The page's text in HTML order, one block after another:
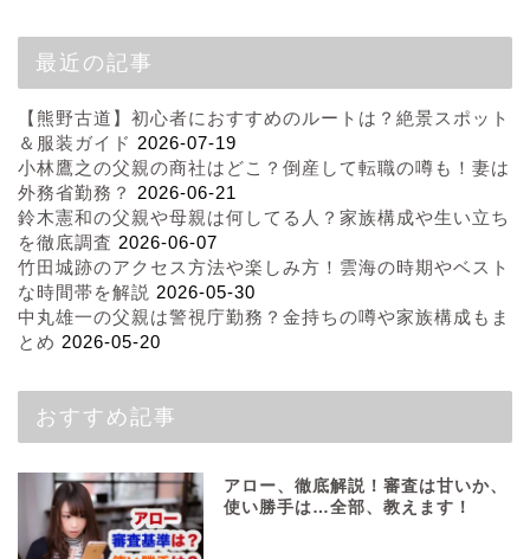
最近の記事
【熊野古道】初心者におすすめのルートは？絶景スポット
＆服装ガイド 2026-07-19
小林鷹之の父親の商社はどこ？倒産して転職の噂も！妻は
外務省勤務？
2026-06-21
鈴木憲和の父親や母親は何してる人？家族構成や生い立ち
を徹底調査 2026-06-07
竹田城跡のアクセス方法や楽しみ方！雲海の時期やベスト
な時間帯を解説 2026-05-30
中丸雄一の父親は警視庁勤務？金持ちの噂や家族構成もま
とめ 2026-05-20
おすすめ記事
アロー、徹底解説！審査は甘いか、
使い勝手は…全部、教えます！